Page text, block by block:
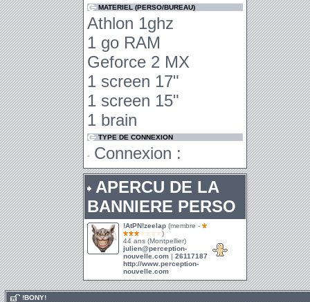
MATERIEL (PERSO/BUREAU)
Athlon 1ghz
1 go RAM
Geforce 2 MX
1 screen 17"
1 screen 15"
1 brain
TYPE DE CONNEXION
Connexion :
APERCU DE LA
BANNIERE PERSO
!AtPN!zeelap (membre -
)
44 ans (Montpellier)
julien@perception-
nouvelle.com | 26117187
http://www.perception-
nouvelle.com
!BONY!